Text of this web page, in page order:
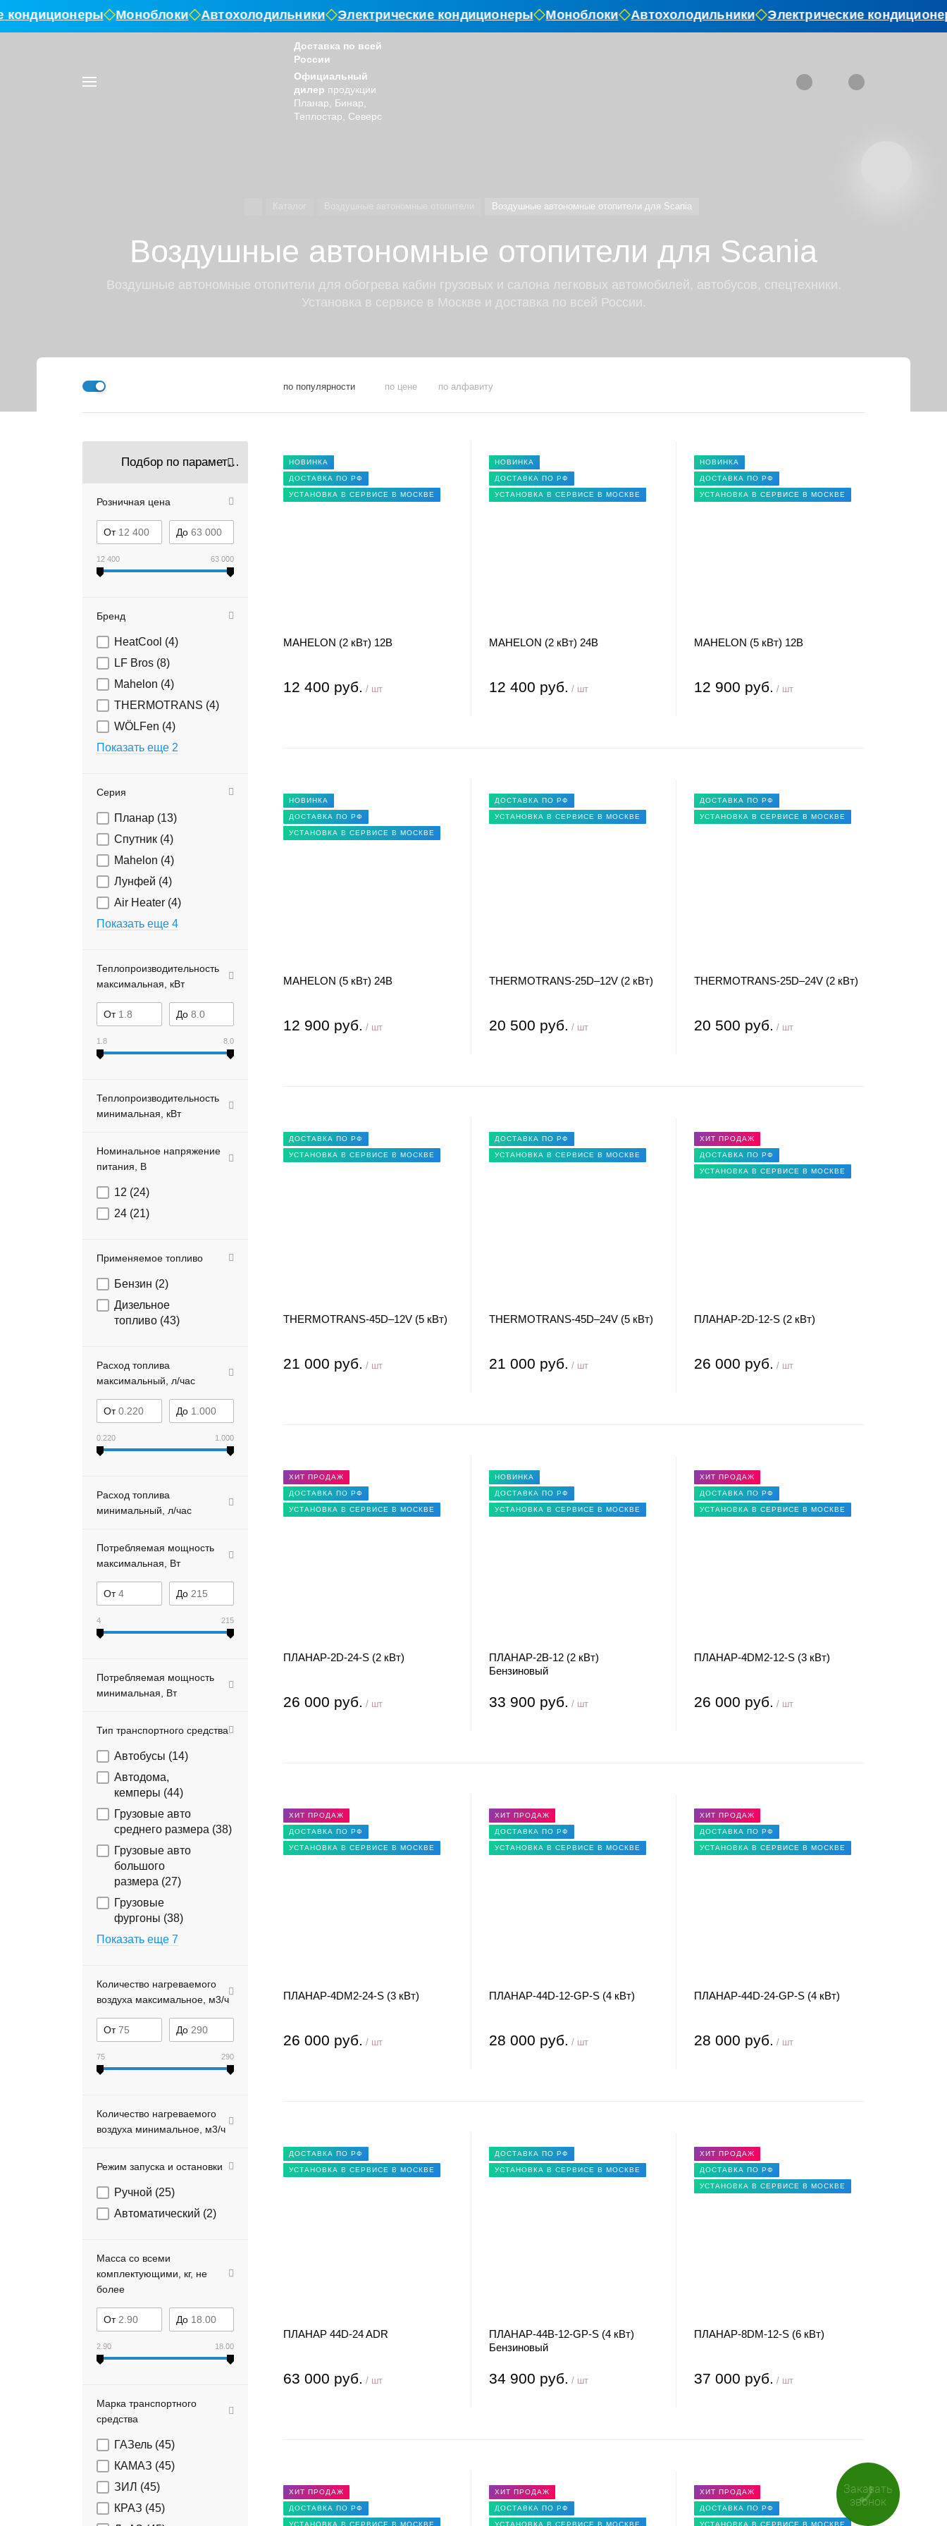
Моноблоки Автохолодильники Электрические кондиционеры Моноблоки Автохолодильники Электрические
в каталоге
Найти
Доставка по всей
России
Официальный
дилер продукции
Планар, Бинар,
Теплостар, Северс
Воздушные автономные отопители для Scania
Воздушные автономные отопители для Scania
Воздушные автономные отопители для обогрева кабин грузовых и салона легковых автомобилей, автобусов, спецтехники.
Установка в сервисе в Москве и доставка по всей России.
по популярности по цене по алфавиту
Подбор по параметрам
Розничная цена
От До
12 400 63 000
Бренд
HeatCool (4)
LF Bros (8)
Mahelon (4)
THERMOTRANS (4)
WÖLFen (4)
Показать еще 2
Серия
Планар (13)
Спутник (4)
Mahelon (4)
Лунфей (4)
Air Heater (4)
Показать еще 4
Теплопроизводительность
максимальная, кВт
От До
1.8 8.0
Теплопроизводительность
минимальная, кВт
Номинальное напряжение
питания, В
12 (24)
24 (21)
Применяемое топливо
Бензин (2)
Дизельное
топливо (43)
Расход топлива
максимальный, л/час
От До
0.220 1.000
Расход топлива
минимальный, л/час
Потребляемая мощность
максимальная, Вт
От До
4 215
Потребляемая мощность
минимальная, Вт
Тип транспортного средства
Автобусы (14)
Автодома,
кемперы (44)
Грузовые авто
среднего размера (38)
Грузовые авто
большого
размера (27)
Грузовые
фургоны (38)
Показать еще 7
Количество нагреваемого
воздуха максимальное, м3/ч
От До
75 290
Количество нагреваемого
воздуха минимальное, м3/ч
Режим запуска и остановки
Ручной (25)
Автоматический (2)
Масса со всеми
комплектующими, кг, не
более
От До
2.90 18.00
Марка транспортного
средства
ГАЗель (45)
КАМАЗ (45)
ЗИЛ (45)
КРАЗ (45)
НОВИНКА
ДОСТАВКА ПО РФ
УСТАНОВКА В СЕРВИСЕ В МОСКВЕ
MAHELON (2 кВт) 12В
12 400 руб. / шт
НОВИНКА
ДОСТАВКА ПО РФ
УСТАНОВКА В СЕРВИСЕ В МОСКВЕ
MAHELON (2 кВт) 24В
12 400 руб. / шт
НОВИНКА
ДОСТАВКА ПО РФ
УСТАНОВКА В СЕРВИСЕ В МОСКВЕ
MAHELON (5 кВт) 12В
12 900 руб. / шт
НОВИНКА
ДОСТАВКА ПО РФ
УСТАНОВКА В СЕРВИСЕ В МОСКВЕ
MAHELON (5 кВт) 24В
12 900 руб. / шт
ДОСТАВКА ПО РФ
УСТАНОВКА В СЕРВИСЕ В МОСКВЕ
THERMOTRANS-25D–12V (2 кВт)
20 500 руб. / шт
ДОСТАВКА ПО РФ
УСТАНОВКА В СЕРВИСЕ В МОСКВЕ
THERMOTRANS-25D–24V (2 кВт)
20 500 руб. / шт
ДОСТАВКА ПО РФ
УСТАНОВКА В СЕРВИСЕ В МОСКВЕ
THERMOTRANS-45D–12V (5 кВт)
21 000 руб. / шт
ДОСТАВКА ПО РФ
УСТАНОВКА В СЕРВИСЕ В МОСКВЕ
THERMOTRANS-45D–24V (5 кВт)
21 000 руб. / шт
ХИТ ПРОДАЖ
ДОСТАВКА ПО РФ
УСТАНОВКА В СЕРВИСЕ В МОСКВЕ
ПЛАНАР-2D-12-S (2 кВт)
26 000 руб. / шт
ХИТ ПРОДАЖ
ДОСТАВКА ПО РФ
УСТАНОВКА В СЕРВИСЕ В МОСКВЕ
ПЛАНАР-2D-24-S (2 кВт)
26 000 руб. / шт
НОВИНКА
ДОСТАВКА ПО РФ
УСТАНОВКА В СЕРВИСЕ В МОСКВЕ
ПЛАНАР-2В-12 (2 кВт)
Бензиновый
33 900 руб. / шт
ХИТ ПРОДАЖ
ДОСТАВКА ПО РФ
УСТАНОВКА В СЕРВИСЕ В МОСКВЕ
ПЛАНАР-4DM2-12-S (3 кВт)
26 000 руб. / шт
ХИТ ПРОДАЖ
ДОСТАВКА ПО РФ
УСТАНОВКА В СЕРВИСЕ В МОСКВЕ
ПЛАНАР-4DM2-24-S (3 кВт)
26 000 руб. / шт
ХИТ ПРОДАЖ
ДОСТАВКА ПО РФ
УСТАНОВКА В СЕРВИСЕ В МОСКВЕ
ПЛАНАР-44D-12-GP-S (4 кВт)
28 000 руб. / шт
ХИТ ПРОДАЖ
ДОСТАВКА ПО РФ
УСТАНОВКА В СЕРВИСЕ В МОСКВЕ
ПЛАНАР-44D-24-GP-S (4 кВт)
28 000 руб. / шт
ДОСТАВКА ПО РФ
УСТАНОВКА В СЕРВИСЕ В МОСКВЕ
ПЛАНАР 44D-24 ADR
63 000 руб. / шт
ДОСТАВКА ПО РФ
УСТАНОВКА В СЕРВИСЕ В МОСКВЕ
ПЛАНАР-44B-12-GP-S (4 кВт)
Бензиновый
34 900 руб. / шт
ХИТ ПРОДАЖ
ДОСТАВКА ПО РФ
УСТАНОВКА В СЕРВИСЕ В МОСКВЕ
ПЛАНАР-8DM-12-S (6 кВт)
37 000 руб. / шт
ХИТ ПРОДАЖ
ДОСТАВКА ПО РФ
УСТАНОВКА В СЕРВИСЕ В МОСКВЕ
ХИТ ПРОДАЖ
ДОСТАВКА ПО РФ
УСТАНОВКА В СЕРВИСЕ В МОСКВЕ
ХИТ ПРОДАЖ
ДОСТАВКА ПО РФ
УСТАНОВКА В СЕРВИСЕ В МОСКВЕ
Заказать
звонок